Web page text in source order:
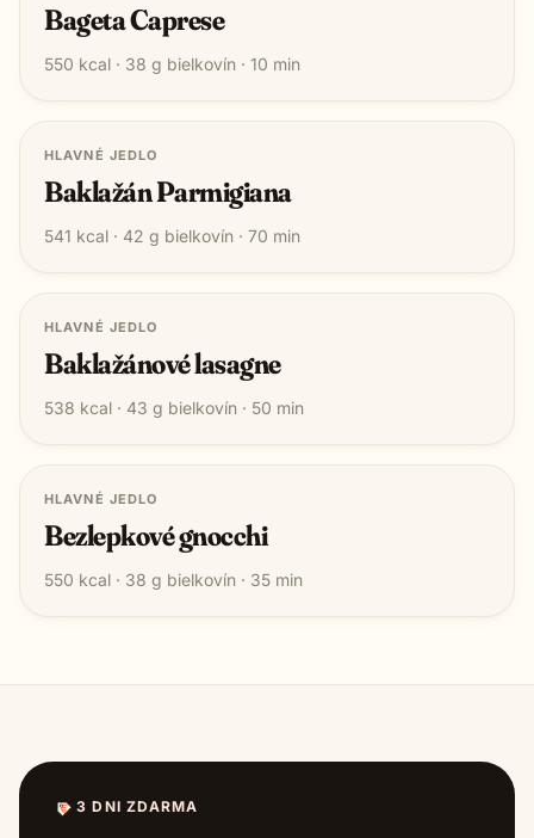
Bageta Caprese
550 kcal · 38 g bielkovín · 10 min
HLAVNÉ JEDLO
Baklažán Parmigiana
541 kcal · 42 g bielkovín · 70 min
HLAVNÉ JEDLO
Baklažánové lasagne
538 kcal · 43 g bielkovín · 50 min
HLAVNÉ JEDLO
Bezlepkové gnocchi
550 kcal · 38 g bielkovín · 35 min
3 DNI ZDARMA